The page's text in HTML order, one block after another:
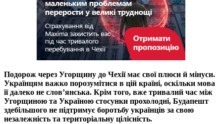
Подорож через Угорщину до Чехії має свої плюси й мінуси.
Українцям важко порозумітися в цій країні, оскільки мова
її далеко не слов’янська. Крім того, вже тривалий час між
Угорщиною та Україною стосунки прохолодні, Будапешт
здебільшого не підтримує боротьбу українців за свою
незалежність та територіальну цілісність.